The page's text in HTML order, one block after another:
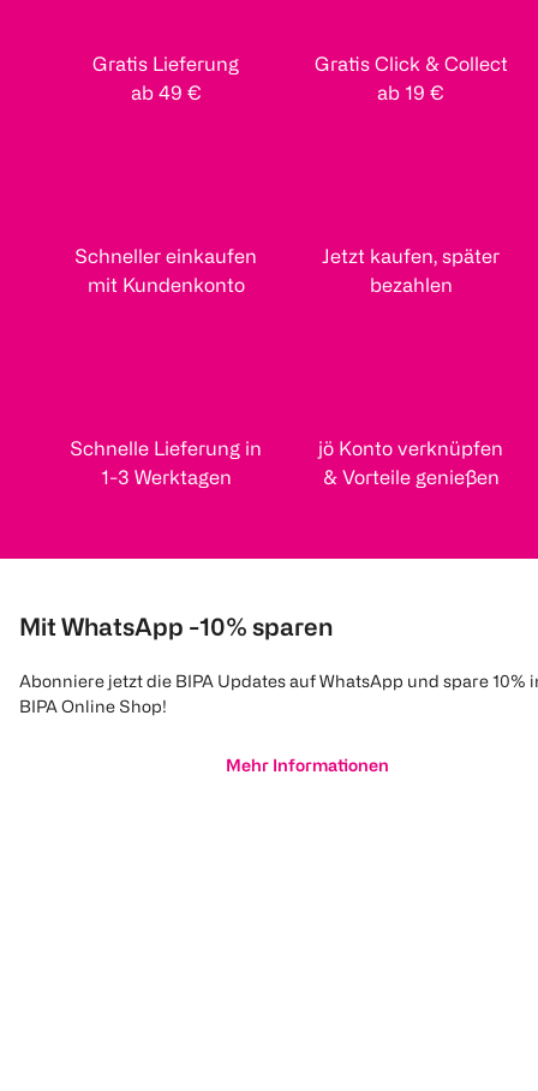
Gratis Lieferung
ab 49 €
Gratis Click & Collect
ab 19 €
Schneller einkaufen
mit Kundenkonto
Jetzt kaufen, später
bezahlen
Schnelle Lieferung in
1-3 Werktagen
jö Konto verknüpfen
& Vorteile genießen
Mit WhatsApp -10% sparen
Abonniere jetzt die BIPA Updates auf WhatsApp und spare 10%
BIPA Online Shop!
Mehr Informationen